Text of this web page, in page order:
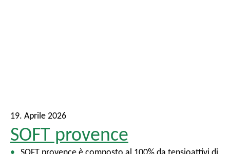
19. Aprile 2026
SOFT provence